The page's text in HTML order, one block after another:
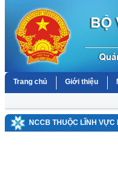
Trang chủ Giới thiệu
NCCB THUỘC LĨNH VỰC